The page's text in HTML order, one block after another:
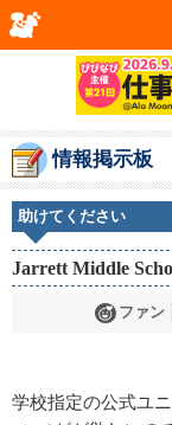
情報掲示板
助けてください
Jarrett Middle
ファン
学校指定の公式ユ